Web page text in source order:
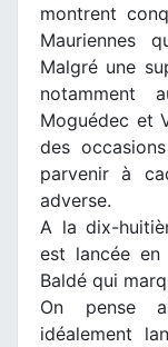
montrent
Mauriennes
Malgré une
notamment
Moguédec et
des
parvenir à
adverse.
A la dix-
est lancée en
Baldé qui
On pense
idéalement